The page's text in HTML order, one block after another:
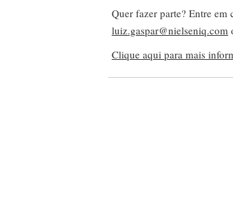
Quer fazer parte? Entre em
luiz.gaspar@nielseniq.com
Clique aqui para mais